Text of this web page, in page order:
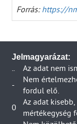
Forrás: https://
Jelmagyarázat:
..
Az adat nem
-
Nem
fordul elő.
0
Az adat
mértékegység